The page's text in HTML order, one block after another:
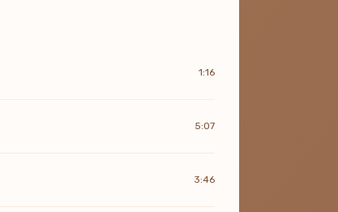
1:16
5:07
3:46